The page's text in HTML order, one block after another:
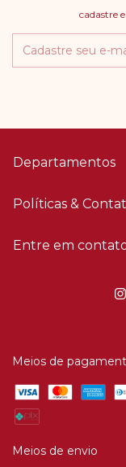
cadastre
Departamentos
Políticas &
Entre em
Meios de
Meios de envio